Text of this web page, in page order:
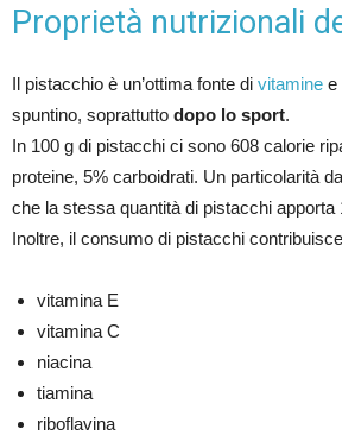
Proprietà nutrizionali
Il pistacchio è un’ottima fonte di vitamine e
spuntino, soprattutto dopo lo sport.
In 100 g di pistacchi ci sono 608 calorie
proteine, 5% carboidrati. Un particolarità
che la stessa quantità di pistacchi apporta
Inoltre, il consumo di pistacchi
vitamina E
vitamina C
niacina
tiamina
riboflavina